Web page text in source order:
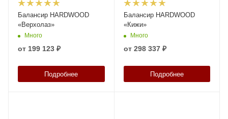
Балансир HARDWOOD
«Верхолаз»
Много
от 199 123 ₽
Подробнее
Балансир HARDWOOD
«Кижи»
Много
от 298 337 ₽
Подробнее